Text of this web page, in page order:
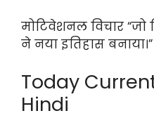
मोटिवेशनल विचार
ने नया इतिहास बनाया।”
Today
Hindi